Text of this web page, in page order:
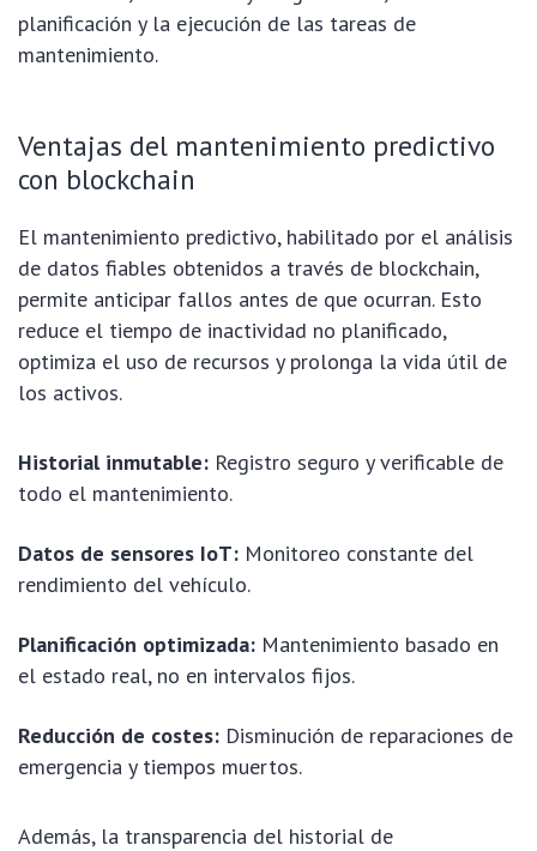
planificación y la ejecución de las tareas de
mantenimiento.
Ventajas del mantenimiento predictivo
con blockchain
El mantenimiento predictivo, habilitado por el análisis
de datos fiables obtenidos a través de blockchain,
permite anticipar fallos antes de que ocurran. Esto
reduce el tiempo de inactividad no planificado,
optimiza el uso de recursos y prolonga la vida útil de
los activos.
Historial inmutable: Registro seguro y verificable de
todo el mantenimiento.
Datos de sensores IoT: Monitoreo constante del
rendimiento del vehículo.
Planificación optimizada: Mantenimiento basado en
el estado real, no en intervalos fijos.
Reducción de costes: Disminución de reparaciones de
emergencia y tiempos muertos.
Además, la transparencia del historial de